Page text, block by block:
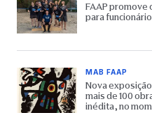
FAAP promove
para
MAB FAAP
Nova
mais de 100
inédita, no